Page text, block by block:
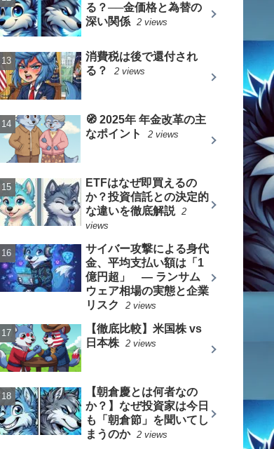
る？──金価格と為替の
深い関係 2 views
消費税は後で還付され
る？
2 views
🧭 2025年 年金改革の主
なポイント
2 views
ETFはなぜ即買えるの
か？投資信託との決定的
な違いを徹底解説 2
views
サイバー攻撃による身代
金、平均支払い額は「1
億円超」 ― ランサム
ウェア相場の実態と企業
リスク
2 views
【徹底比較】米国株 vs
日本株 2 views
【朝倉慶とは何者なの
か？】なぜ投資家は今日
も「朝倉節」を聞いてし
まうのか 2 views